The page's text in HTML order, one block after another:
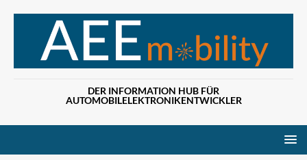
DER INFORMATION HUB FÜR
AUTOMOBILELEKTRONIKENTWICKLER